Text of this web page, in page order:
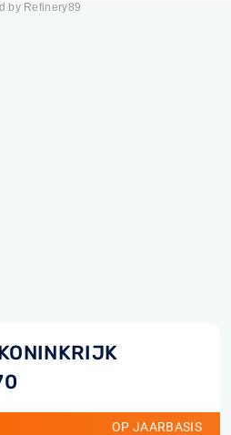
by Refinery89
OP JAARBASIS